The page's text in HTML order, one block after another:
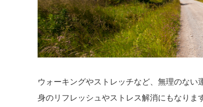
ウォーキングやストレッチなど、無理のな
身のリフレッシュやストレス解消にもなりま